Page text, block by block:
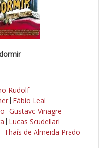
Rudolf
Fábio Leal
Gustavo Vinagre
Lucas Scudellari
Thaís de Almeida Prado